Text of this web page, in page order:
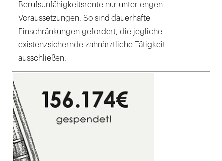
Berufsunfähigkeitsrente nur unter engen
Voraussetzungen. So sind dauerhafte
Einschränkungen gefordert, die jegliche
existenzsichernde zahnärztliche Tätigkeit
ausschließen.